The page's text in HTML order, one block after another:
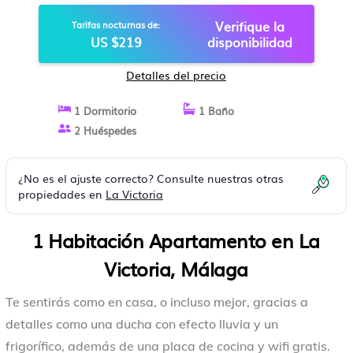
Tarifas nocturnas de:
US $219
Verifique la
disponibilidad
Detalles del precio
1 Dormitorio
1 Baño
2 Huéspedes
¿No es el ajuste correcto? Consulte nuestras otras
propiedades en La Victoria
1 Habitación Apartamento en La
Victoria, Málaga
Te sentirás como en casa, o incluso mejor, gracias a
detalles como una ducha con efecto lluvia y un
frigorífico, además de una placa de cocina y wifi gratis.